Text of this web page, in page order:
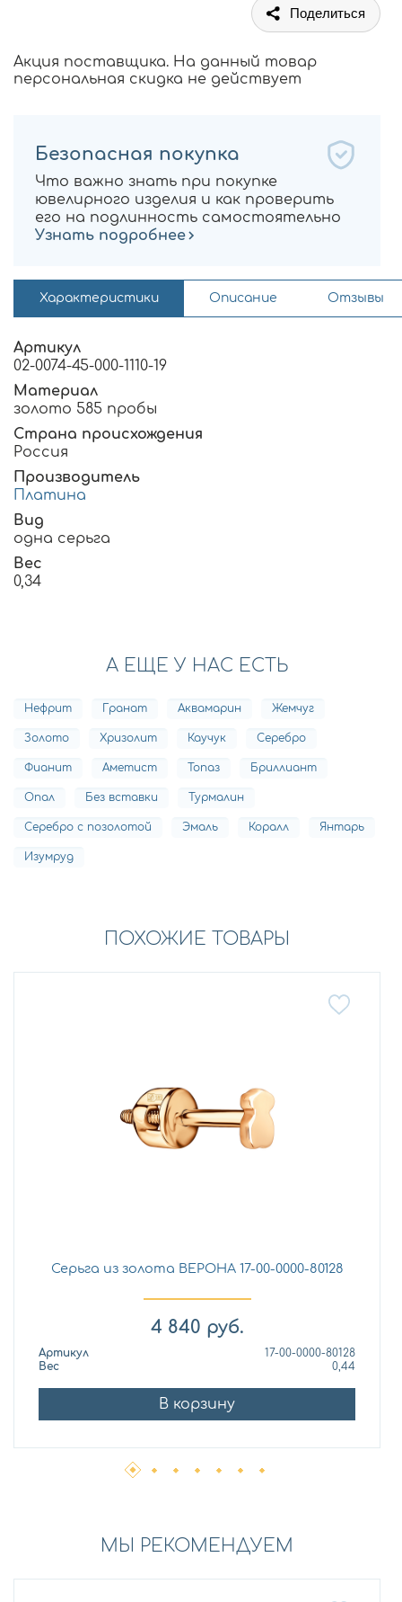
Поделиться
Акция поставщика. На данный товар
персональная скидка не действует
Безопасная покупка
Что важно знать при покупке
ювелирного изделия и как проверить
его на подлинность самостоятельно
Узнать подробнее
Характеристики Описание Отзывы
Артикул
02-0074-45-000-1110-19
Материал
золото 585 пробы
Страна происхождения
Россия
Производитель
Платина
Вид
одна серьга
Вес
0,34
А ЕЩЕ У НАС ЕСТЬ
Нефрит Гранат Аквамарин Жемчуг
Золото Хризолит Каучук Серебро
Фианит Аметист Топаз Бриллиант
Опал Без вставки Турмалин
Серебро с позолотой Эмаль Коралл Янтарь
Изумруд
ПОХОЖИЕ ТОВАРЫ
Серьга из золота ВЕРОНА 17-00-0000-80128
4 840 руб.
Артикул
17-00-0000-80128
Вес
0,44
В корзину
МЫ РЕКОМЕНДУЕМ